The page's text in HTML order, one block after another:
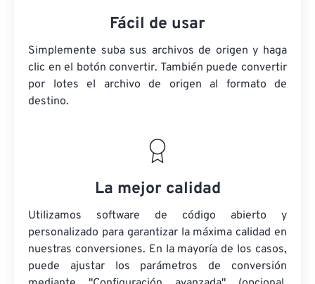
Fácil de usar
Simplemente suba sus archivos de origen y haga
clic en el botón convertir. También puede convertir
por lotes el archivo de origen al formato de
destino.
La mejor calidad
Utilizamos software de código abierto y
personalizado para garantizar la máxima calidad en
nuestras conversiones. En la mayoría de los casos,
puede ajustar los parámetros de conversión